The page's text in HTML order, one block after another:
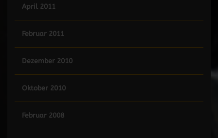
April 2011
Februar 2011
Dezember 2010
Oktober 2010
Februar 2008